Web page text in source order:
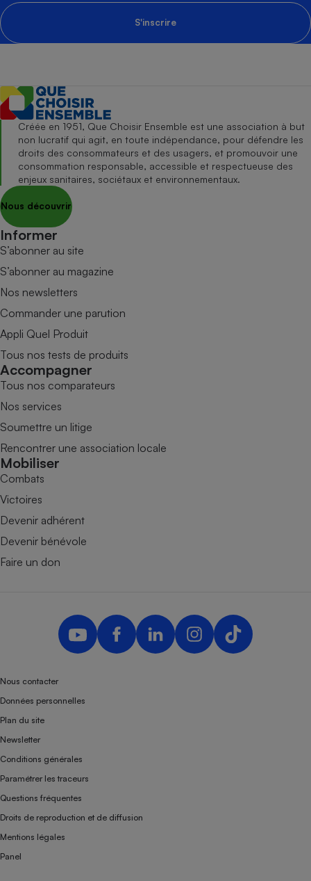
S'inscrire
Créée en 1951, Que Choisir Ensemble est une association à but
non lucratif qui agit, en toute indépendance, pour défendre les
droits des consommateurs et des usagers, et promouvoir une
consommation responsable, accessible et respectueuse des
enjeux sanitaires, sociétaux et environnementaux.
Nous découvrir
Informer
S’abonner au site
S’abonner au magazine
Nos newsletters
Commander une parution
Appli Quel Produit
Tous nos tests de produits
Accompagner
Tous nos comparateurs
Nos services
Soumettre un litige
Rencontrer une association locale
Mobiliser
Combats
Victoires
Devenir adhérent
Devenir bénévole
Faire un don
Nous contacter
Données personnelles
Plan du site
Newsletter
Conditions générales
Paramétrer les traceurs
Questions fréquentes
Droits de reproduction et de diffusion
Mentions légales
Panel